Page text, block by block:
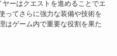
ヤーはクエストを進めることでエ
ってさらに強力な装備や技術を
はゲーム内で重要な役割を果た